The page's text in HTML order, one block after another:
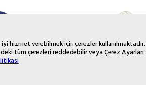
hizmet verebilmek için çerezler
tüm çerezleri reddedebilir veya Çerez